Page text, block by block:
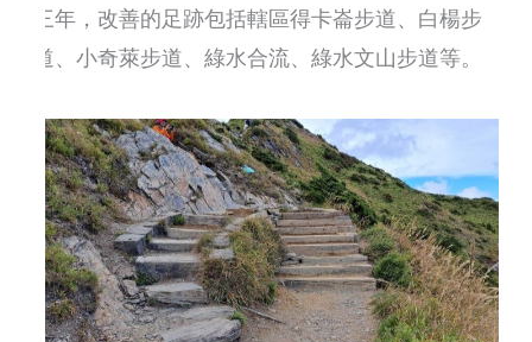
三年，改善的足跡包括轄區得卡崙步道、白楊步
道、小奇萊步道、綠水合流、綠水文山步道等。